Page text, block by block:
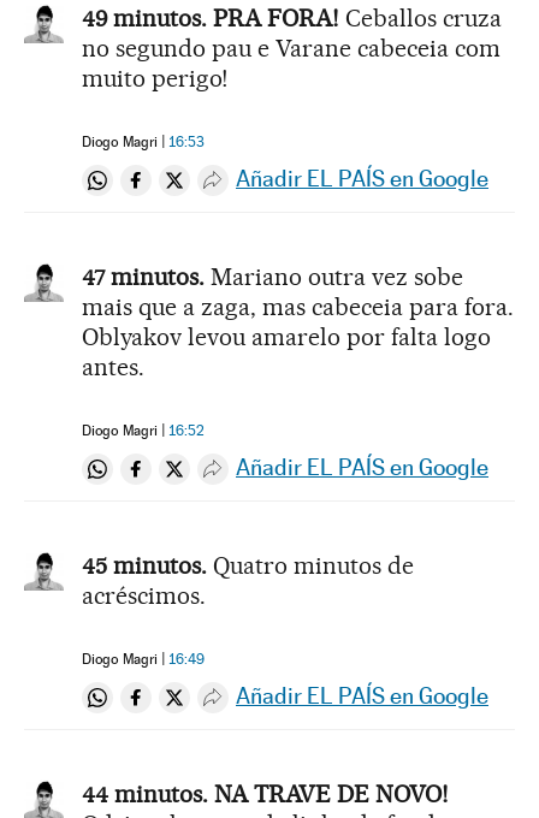
49 minutos. PRA FORA! Ceballos cruza
no segundo pau e Varane cabeceia com
muito perigo!
Diogo Magri 16:53
Compartir en Whatsapp
Compartir en Facebook
Compartir en Twitter
Desplegar Redes Sociales
Añadir EL PAÍS en Google
47 minutos. Mariano outra vez sobe
mais que a zaga, mas cabeceia para fora.
Oblyakov levou amarelo por falta logo
antes.
Diogo Magri 16:52
Compartir en Whatsapp
Compartir en Facebook
Compartir en Twitter
Desplegar Redes Sociales
Añadir EL PAÍS en Google
45 minutos. Quatro minutos de
acréscimos.
Diogo Magri 16:49
Compartir en Whatsapp
Compartir en Facebook
Compartir en Twitter
Desplegar Redes Sociales
Añadir EL PAÍS en Google
44 minutos. NA TRAVE DE NOVO!